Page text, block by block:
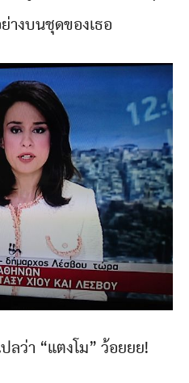
างบนชุดของเธอ
ลว่า “แตงโม” ว้อยยย!